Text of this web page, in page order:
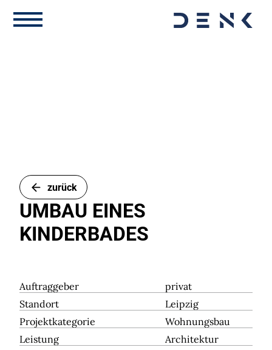
zurück
UMBAU EINES
KINDERBADES
Auftraggeber
privat
Standort
Leipzig
Projektkategorie
Wohnungsbau
Leistung
Architektur